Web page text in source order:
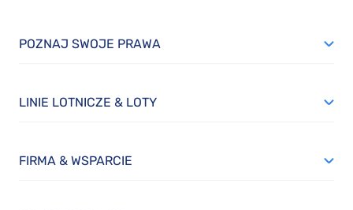
POZNAJ SWOJE PRAWA
LINIE LOTNICZE & LOTY
FIRMA & WSPARCIE